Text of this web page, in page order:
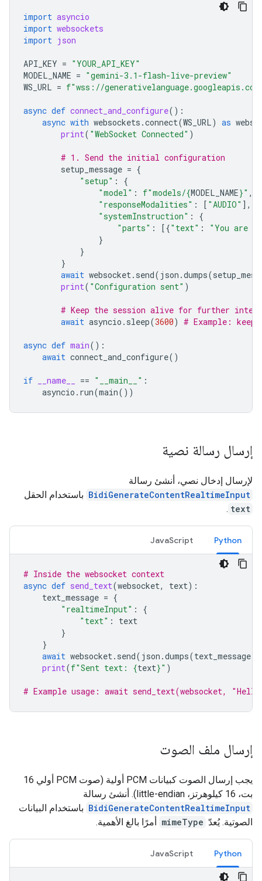
import asyncio
import websockets
import json
API_KEY = "YOUR_API_KEY"
MODEL_NAME = "gemini-3.1-flash-live-preview"
WS_URL = f"wss://
async def connect_and_configure():
async with websockets .connect(WS_URL) as
print( "WebSocket Connected" )
# 1. Send the initial configuration
setup_message = {
"setup" :
{
"model" : f"models/{MODEL_NAME}" ,
"responseModalities" : [ "AUDIO" ],
"systemInstruction" :
{
"parts" : [{"text" :
"You are
}
}
}
await websocket. send( json .dumps(
print( "Configuration sent" )
# Keep the session alive for further
await asyncio . sleep(3600) # Example:
async def main():
await connect_and_configure()
if __name__ == "__main__" :
asyncio . run(main())
إرسال رسالة نصية
لإرسال إدخال نصي، أنشئ رسالة
BidiGenerateContentRealtimeInput باستخدام الحقل
text
.
Python
JavaScript
# Inside the websocket context
async def send_text(websocket, text):
text_message = {
"realtimeInput" :
{
"text" :
text
}
}
await websocket. send( json .dumps(text_message
print(f"Sent text: {text}" )
# Example usage: await send_text(websocket,
إرسال ملف الصوت
يجب إرسال الصوت كبيانات PCM أولية (صوت PCM أولي 16
بت، 16 كيلوهرتز، little-endian). أنشئ رسالة
BidiGenerateContentRealtimeInput باستخدام البيانات
الصوتية. يُعدّ mimeType أمرًا بالغ الأهمية.
Python
JavaScript